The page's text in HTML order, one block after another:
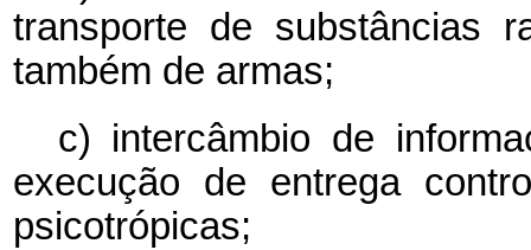
transporte de substâncias
também de armas;
c) intercâmbio de
execução de entrega
psicotrópicas;